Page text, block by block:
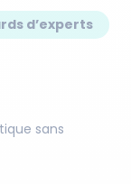
d’experts
sans